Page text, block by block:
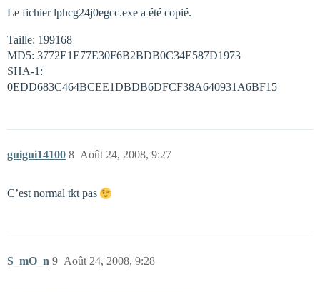
Le fichier lphcg24j0egcc.exe a été copié.
Taille: 199168
MD5: 3772E1E77E30F6B2BDB0C34E587D1973
SHA-1:
0EDD683C464BCEE1DBDB6DFCF38A640931A6BF15
guigui14100 Août 24, 2008, 9:27
8
C’est normal tkt pas
S_mO_n Août 24, 2008, 9:28
9